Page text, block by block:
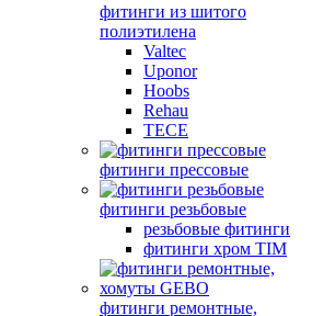
фитинги из шитого
полиэтилена
Valtec
Uponor
Hoobs
Rehau
TECE
фитинги прессовые
фитинги резьбовые
резьбовые фитинги
фитинги хром TIM
фитинги ремонтные,